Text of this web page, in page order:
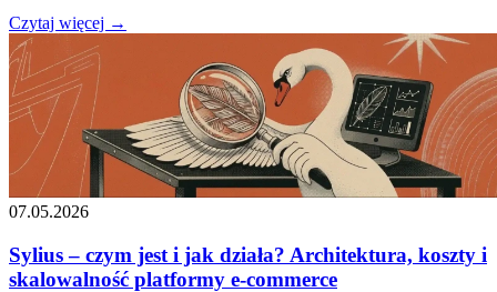
Czytaj więcej →
07.05.2026
Sylius – czym jest i jak działa? Architektura, koszty i
skalowalność platformy e-commerce